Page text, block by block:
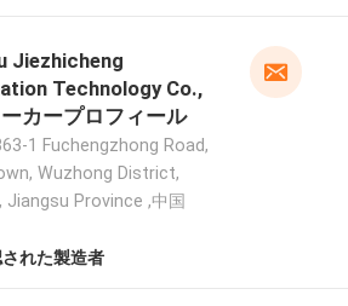
Jiezhicheng
Technology Co.,
カープロフィール
1 Fuchengzhong Road,
Wuzhong District,
Jiangsu Province ,中国
れた製造者